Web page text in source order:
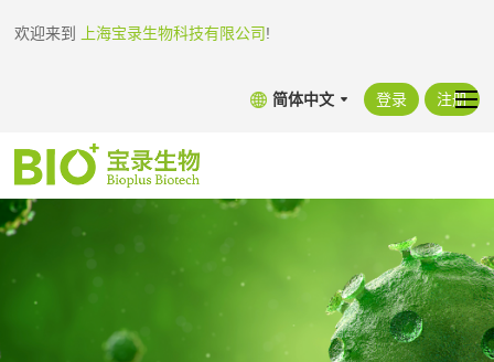
欢迎来到 上海宝录生物科技有限公司!
简体中文 登录 注册